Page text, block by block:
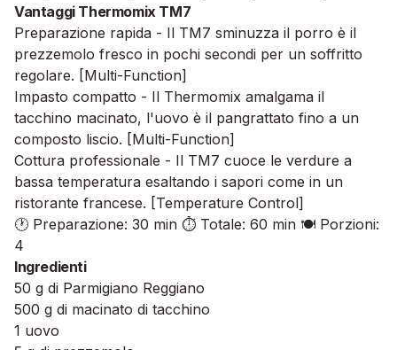
Vantaggi Thermomix TM7
Preparazione rapida - Il TM7 sminuzza il porro è il
prezzemolo fresco in pochi secondi per un soffritto
regolare. [Multi-Function]
Impasto compatto - Il Thermomix amalgama il
tacchino macinato, l'uovo è il pangrattato fino a un
composto liscio. [Multi-Function]
Cottura professionale - Il TM7 cuoce le verdure a
bassa temperatura esaltando i sapori come in un
ristorante francese. [Temperature Control]
🕐 Preparazione: 30 min ⏱️ Totale: 60 min 🍽️ Porzioni:
4
Ingredienti
50 g di Parmigiano Reggiano
500 g di macinato di tacchino
1 uovo